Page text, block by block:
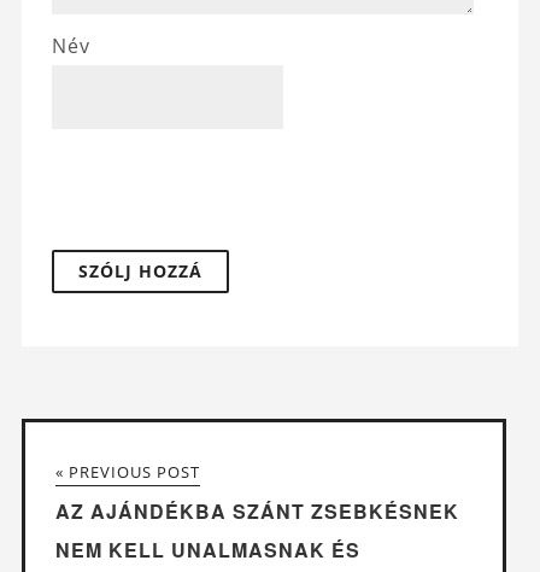
Név
« PREVIOUS POST
AZ AJÁNDÉKBA SZÁNT ZSEBKÉSNEK
NEM KELL UNALMASNAK ÉS